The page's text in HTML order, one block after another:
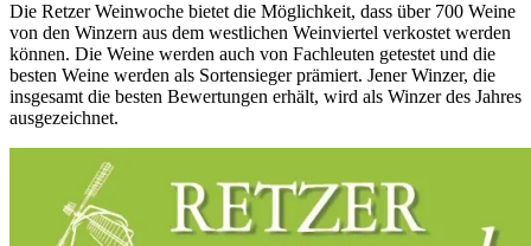
Die Retzer Weinwoche bietet die Möglichkeit, dass über 700 Weine
von den Winzern aus dem westlichen Weinviertel verkostet werden
können. Die Weine werden auch von Fachleuten getestet und die
besten Weine werden als Sortensieger prämiert. Jener Winzer, die
insgesamt die besten Bewertungen erhält, wird als Winzer des Jahres
ausgezeichnet.